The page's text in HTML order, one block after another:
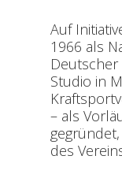
Auf
1966 als
Studio in
– als
des